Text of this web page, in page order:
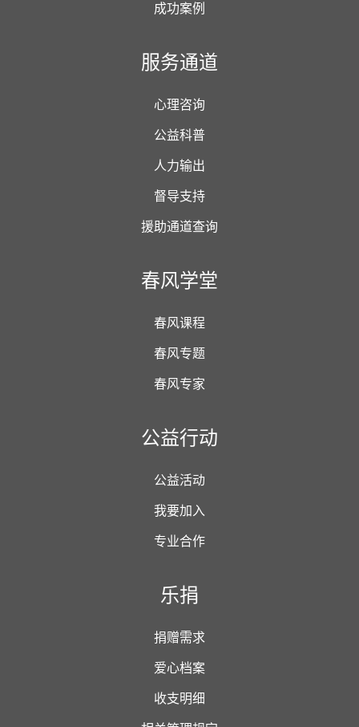
成功案例
服务通道
心理咨询
公益科普
人力输出
督导支持
援助通道查询
春风学堂
春风课程
春风专题
春风专家
公益行动
公益活动
我要加入
专业合作
乐捐
捐赠需求
爱心档案
收支明细